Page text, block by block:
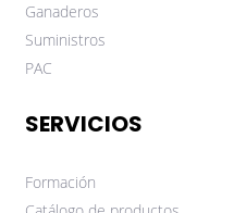
Ganaderos
Suministros
PAC
SERVICIOS
Formación